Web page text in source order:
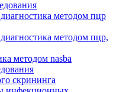
методом пцр
методом пцр,
методом nasba
скрининга